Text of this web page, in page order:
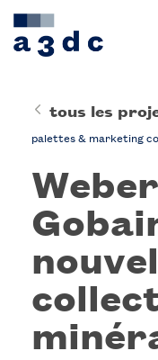
tous les
palettes & marketing